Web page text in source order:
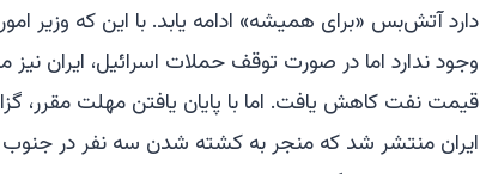
دارد آتش‌بس «برای همیشه» ادامه یابد. با این که وزیر
وجود ندارد اما در صورت توقف حملات اسرائیل، ایران
قیمت نفت کاهش یافت. اما با پایان یافتن مهلت
ایران منتشر شد که منجر به کشته شدن سه نفر در جنوب